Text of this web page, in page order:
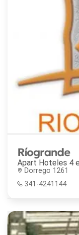
Ríogrande
Apart Hoteles 4
Dorrego 1261
341-4241144